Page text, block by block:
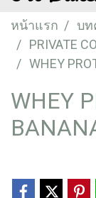
หน้าแรก บท
PRIVATE
WHEY
WHEY